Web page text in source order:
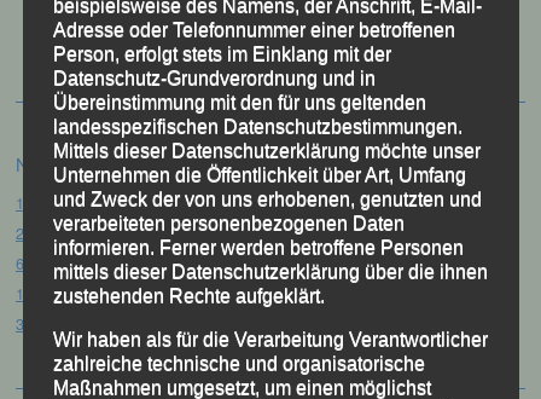
Festzschrift
Neueste Beiträge
15. Pörndorfer Sommernachtslauf – Pörndorf, 01.08.2026
20. Goldener Steig-Lauf – Stozec/Tusset, 01.08.2026
61. Bergsportfest – Ortenburg, 26.07.2026
12. Loser Berglauf – Altaussee/Österreich, 25.07.2026
32. Sommerbiathlon – Passau, 18.07.2026
beispielsweise des Namens, der Anschrift, E-Mail-
Adresse oder Telefonnummer einer betroffenen
Person, erfolgt stets im Einklang mit der
Datenschutz-Grundverordnung und in
Übereinstimmung mit den für uns geltenden
landesspezifischen Datenschutzbestimmungen.
Mittels dieser Datenschutzerklärung möchte unser
Unternehmen die Öffentlichkeit über Art, Umfang
und Zweck der von uns erhobenen, genutzten und
verarbeiteten personenbezogenen Daten
informieren. Ferner werden betroffene Personen
mittels dieser Datenschutzerklärung über die ihnen
zustehenden Rechte aufgeklärt.
Wir haben als für die Verarbeitung Verantwortlicher
zahlreiche technische und organisatorische
Maßnahmen umgesetzt, um einen möglichst